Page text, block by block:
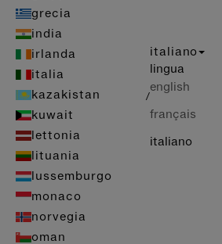
grecia
india
irlanda
italia
kazakistan
kuwait
lettonia
lituania
lussemburgo
monaco
norvegia
oman
/
italiano
lingua
english
français
italiano